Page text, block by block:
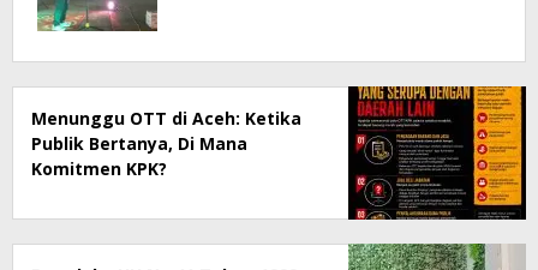
Menunggu OTT di Aceh: Ketika
Publik Bertanya, Di Mana
Komitmen KPK?